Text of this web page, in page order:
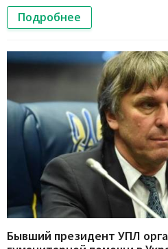
Подробнее
Бывший президент УПЛ